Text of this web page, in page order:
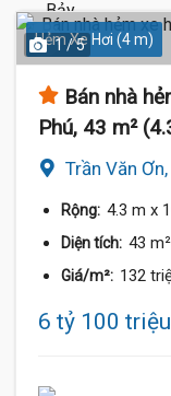
Hẻm Xe Hơi (4 m)
1 / 5
Bán nhà
Phú, 43 m²
Trần Văn
Rộng: 4.3 m x
Diện tích: 43 m²
Giá/m²: 132
6 tỷ 100 triệu